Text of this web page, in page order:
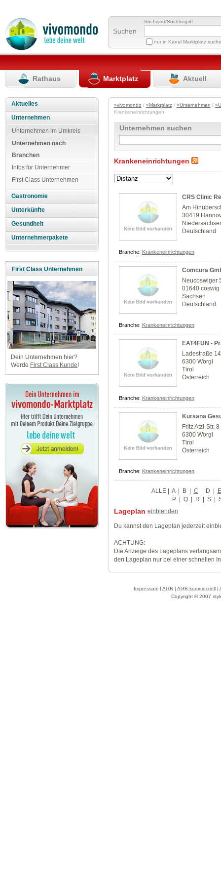
Suchen
Suchwort/Suchbegriff
nur in Kanal Marktplatz
Rathaus Marktplatz Aktuell
Aktuelles
Unternehmen
Unternehmen im Umkreis
Unternehmen nach
Branchen
Infos für Unternehmer
First Class Unternehmen
Gastronomie
Unterkünfte
Gesundheit
Unternehmerpakete
First Class Unternehmen
Dein Unternehmen hier?
Werde First Class Kunde!
»vivomondo / »Marktplatz/ »Unternehmen /
Krankeneinrichtungen
Unternehmen suchen
Krankeneinrichtungen
CRS Clinic
Am
30419
Deutschland
Branche: Krankeneinrichtungen
Comcura
Neucoswiger
01640 coswig
Sachsen
Deutschland
Branche: Krankeneinrichtungen
EAT4FUN -
Ladestraße 14
6300 Wörgl
Tirol
Österreich
Branche: Krankeneinrichtungen
Kursana
Fritz Atzl-Str. 8
6300 Wörgl
Tirol
Österreich
Branche: Krankeneinrichtungen
ALLE| A | B | C | D | E
P | Q | R | S |
Lageplan einblenden
Du kannst den Lageplan jederzeit
ACHTUNG:
Die Anzeige des Lageplans
den Lageplan nur bei einer schnellen
Impressum| AGB | AGB kommerziell|
Copyright © 2007